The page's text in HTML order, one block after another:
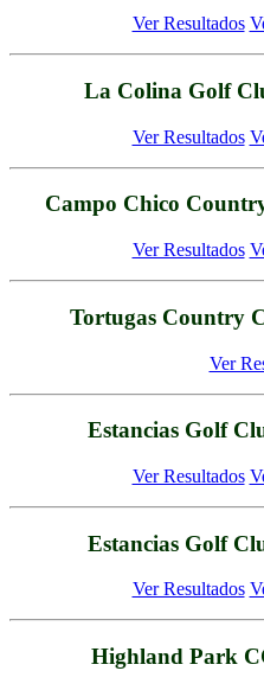
Ver Resultados
La Colina Golf
Ver Resultados
Campo Chico
Ver Resultados
Tortugas Country
Ver
Estancias Golf
Ver Resultados
Estancias Golf
Ver Resultados
Highland Park